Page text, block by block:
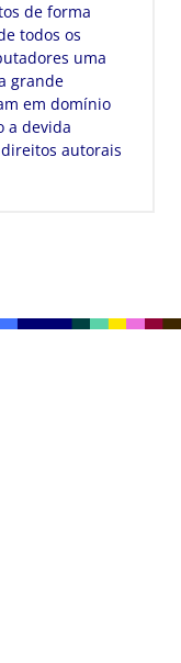
de forma
todos os
uma
grande
em domínio
a devida
autorais